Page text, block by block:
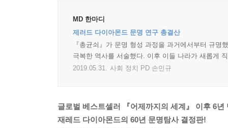
MD 한마디
제러드 다이아몬드 문명 연구 총결산
『총균쇠』가 문명 형성 과정을 과거에서부터 규
극복한 역사를 서술했다. 이후 이들 나라가 새롭게
2019.05.31. 사회 정치 PD 손민규
글로벌 베스트셀러 『어제까지의 세계』 이후 6년
재레드 다이아몬드의 60년 문명탐사 결정판!